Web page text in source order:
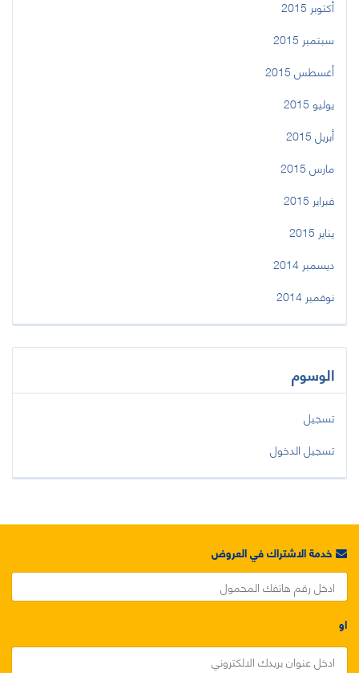
أكتوبر 2015
سبتمبر 2015
أغسطس 2015
يوليو 2015
أبريل 2015
مارس 2015
فبراير 2015
يناير 2015
ديسمبر 2014
نوفمبر 2014
الوسوم
تسجيل
تسجيل الدخول
خدمة الاشتراك في العروض
او